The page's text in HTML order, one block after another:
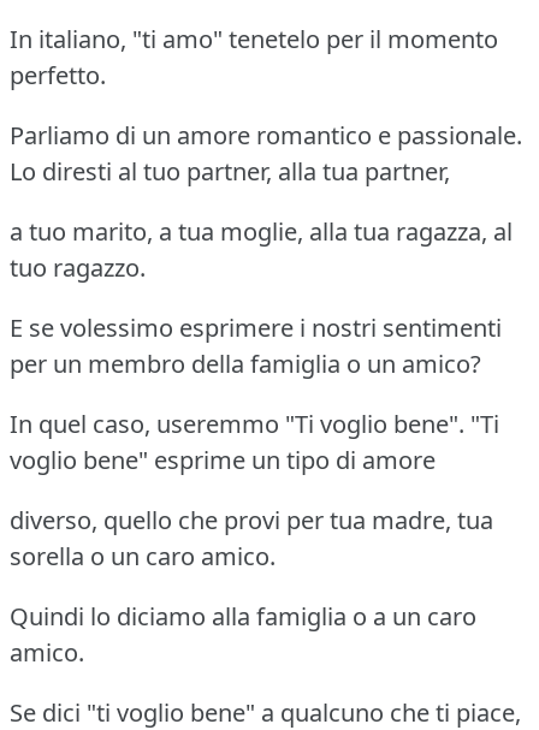
In italiano, "ti amo" tenetelo per il momento
perfetto.
Parliamo di un amore romantico e passionale.
Lo diresti al tuo partner, alla tua partner,
a tuo marito, a tua moglie, alla tua ragazza, al
tuo ragazzo.
E se volessimo esprimere i nostri sentimenti
per un membro della famiglia o un amico?
In quel caso, useremmo "Ti voglio bene". "Ti
voglio bene" esprime un tipo di amore
diverso, quello che provi per tua madre, tua
sorella o un caro amico.
Quindi lo diciamo alla famiglia o a un caro
amico.
Se dici "ti voglio bene" a qualcuno che ti piace,